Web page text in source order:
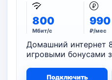
800
Мбит/с
990
₽/мес
Домашний интернет
игровыми бонусами
Подключить